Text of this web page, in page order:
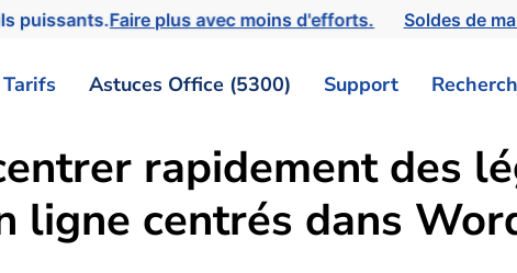
puissants.Faire plus avec moins d'efforts. Soldes de
Tarifs Astuces Office (5300) Support
rapidement des
ligne centrés dans